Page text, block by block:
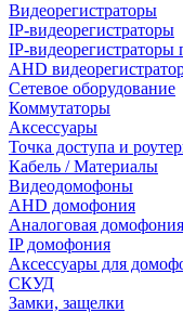
Видеорегистраторы
IP-видеорегистраторы
IP-видеорегистраторы
AHD
Сетевое оборудование
Коммутаторы
Аксессуары
Точка доступа и
Кабель / Материалы
Видеодомофоны
AHD домофония
Аналоговая домофония
IP домофония
Аксессуары для
СКУД
Замки, защелки